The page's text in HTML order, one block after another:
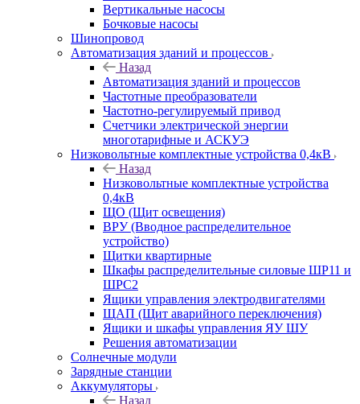
Вертикальные насосы
Бочковые насосы
Шинопровод
Автоматизация зданий и процессов
Назад
Автоматизация зданий и процессов
Частотные преобразователи
Частотно-регулируемый привод
Счетчики электрической энергии
многотарифные и АСКУЭ
Низковольтные комплектные устройства 0,4кВ
Назад
Низковольтные комплектные устройства
0,4кВ
ЩО (Щит освещения)
ВРУ (Вводное распределительное
устройство)
Щитки квартирные
Шкафы распределительные силовые ШР11 и
ШРС2
Ящики управления электродвигателями
ЩАП (Щит аварийного переключения)
Ящики и шкафы управления ЯУ ШУ
Решения автоматизации
Солнечные модули
Зарядные станции
Аккумуляторы
Назад